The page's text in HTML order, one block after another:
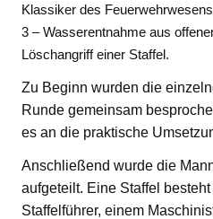
Klassiker des
3 – Wasserentnahme aus
Löschangriff einer Staffel.
Zu Beginn wurden die
Runde gemeinsam
es an die praktische
Anschließend wurde die
aufgeteilt. Eine Staffel
Staffelführer, einem